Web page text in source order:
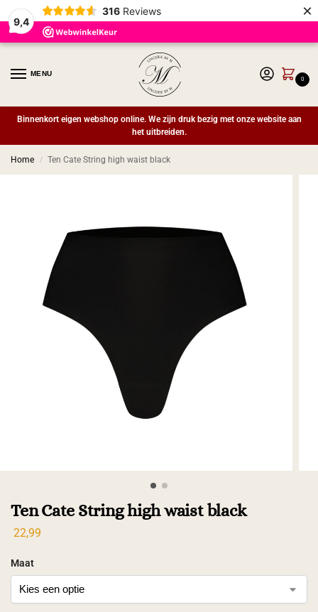
9,4
316 Reviews ×
MENU
0
Binnenkort eigen webshop online. We zijn druk bezig met onze website aan
het uitbreiden.
Home / Ten Cate String high waist black
Ten Cate String high waist black
22,99
Maat